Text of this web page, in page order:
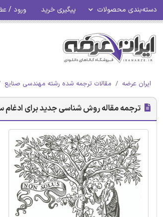
دسته‌بندی محصولات پیگیری خرید ورود /
ایران عرضه مقالات ترجمه شده رشته مهندسی صنایع
ترجمه مقاله روش شناسی جدید برای ادغام